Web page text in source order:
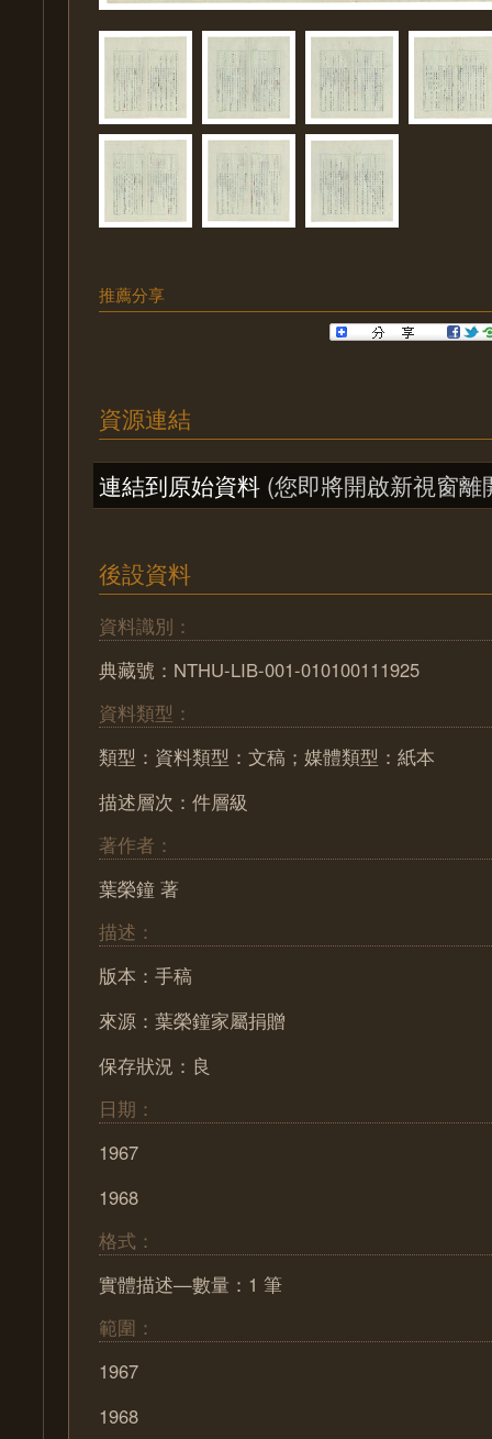
推薦分享
資源連結
連結到原始資料 (您即將開啟新視窗離
後設資料
資料識別：
典藏號：NTHU-LIB-001-010100111925
資料類型：
類型：資料類型：文稿；媒體類型：紙本
描述層次：件層級
著作者：
葉榮鐘 著
描述：
版本：手稿
來源：葉榮鐘家屬捐贈
保存狀況：良
日期：
1967
1968
格式：
實體描述—數量：1 筆
範圍：
1967
1968